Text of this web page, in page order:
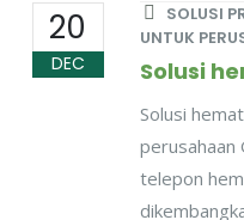
20
DEC
SOLUSI
UNTUK
Solusi
perusahaan
telepon